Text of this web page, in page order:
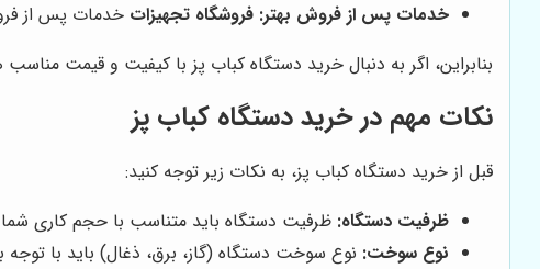
خدمات پس از فروش بهتر: فروشگاه تجهیزات خدمات پس از
بنابراین، اگر به دنبال خرید دستگاه کباب پز با کیفیت و قیمت
نکات مهم در خرید دستگاه کباب پز
قبل از خرید دستگاه کباب پز، به نکات زیر توجه کنید:
ظرفیت دستگاه: ظرفیت دستگاه باید متناسب با حجم کاری شما
نوع سوخت: نوع سوخت دستگاه (گاز، برق، ذغال) باید با